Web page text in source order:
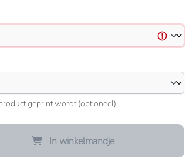
geprint wordt (optioneel)
Voer de gewenste
In winkelmandje